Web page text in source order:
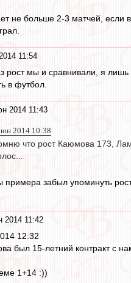
не больше 2-3 матчей, если
11:54
рост мы и сравнивали, я
в футбол.
2014 11:43
2014 10:38
что рост Каюмова 173,
примера забыл упоминуть
2014 11:42
12:32
был 15-летний контракт с
1+14 :))